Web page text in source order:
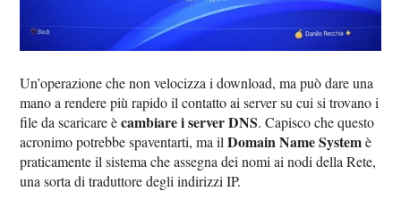
Un’operazione che non velocizza i download, ma può dare una
mano a rendere più rapido il contatto ai server su cui si trovano i
file da scaricare ècambiare i server DNS. Capisco che questo
acronimo potrebbe spaventarti, ma ilDomain Name Systemè
praticamente il sistema che assegna dei nomi ai nodi della Rete,
una sorta di traduttore degli indirizzi IP.